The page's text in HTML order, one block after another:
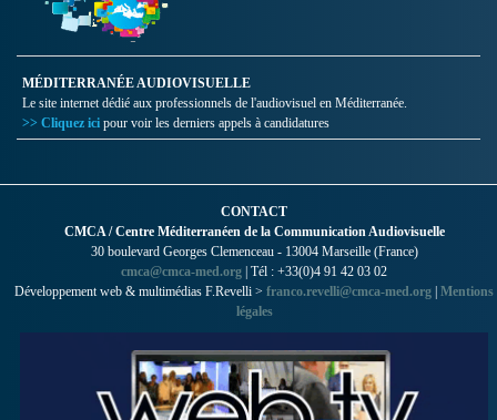
MÉDITERRANÉE AUDIOVISUELLE
Le site internet dédié aux professionnels de l'audiovisuel en Méditerranée.
>> Cliquez ici pour voir les derniers appels à candidatures
CONTACT
CMCA / Centre Méditerranéen de la Communication Audiovisuelle
30 boulevard Georges Clemenceau - 13004 Marseille (France)
cmca@cmca-med.org | Tél : +33(0)4 91 42 03 02
Développement web & multimédias F.Revelli > franco.revelli@cmca-med.org | Mentions
légales